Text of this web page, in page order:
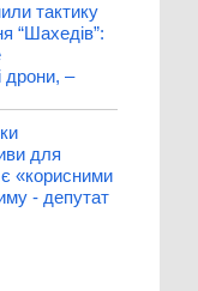
тактику
“Шахедів”:
дрони, –
для
«корисними
- депутат